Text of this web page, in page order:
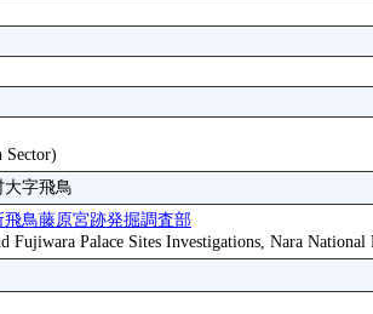
Sector)
字飛鳥
鳥藤原宮跡発掘調査部
Fujiwara Palace Sites Investigations, Nara